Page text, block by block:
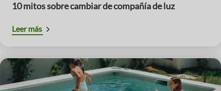
10 mitos sobre cambiar de compañía de luz
Leer más